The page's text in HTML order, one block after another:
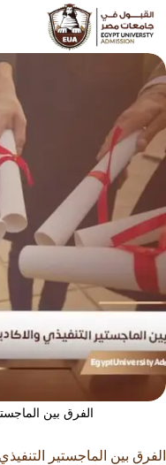
الفرق بين
الفرق بين الماجستير